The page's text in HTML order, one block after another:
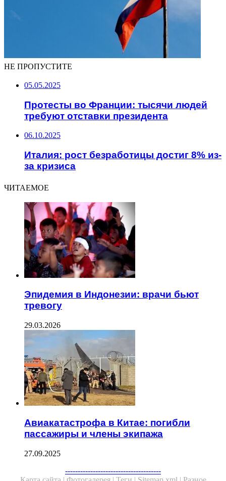
НЕ ПРОПУСТИТЕ
05.05.2025
Протесты во Франции: тысячи людей
требуют отставки президента
06.10.2025
Италия: рост безработицы достиг 8% из-
за кризиса
ЧИТАЕМОЕ
Эпидемия в Индонезии: врачи бьют
тревогу
29.03.2026
Авиакатастрофа в Китае: погибли
пассажиры и члены экипажа
27.09.2025
--------------------------------------